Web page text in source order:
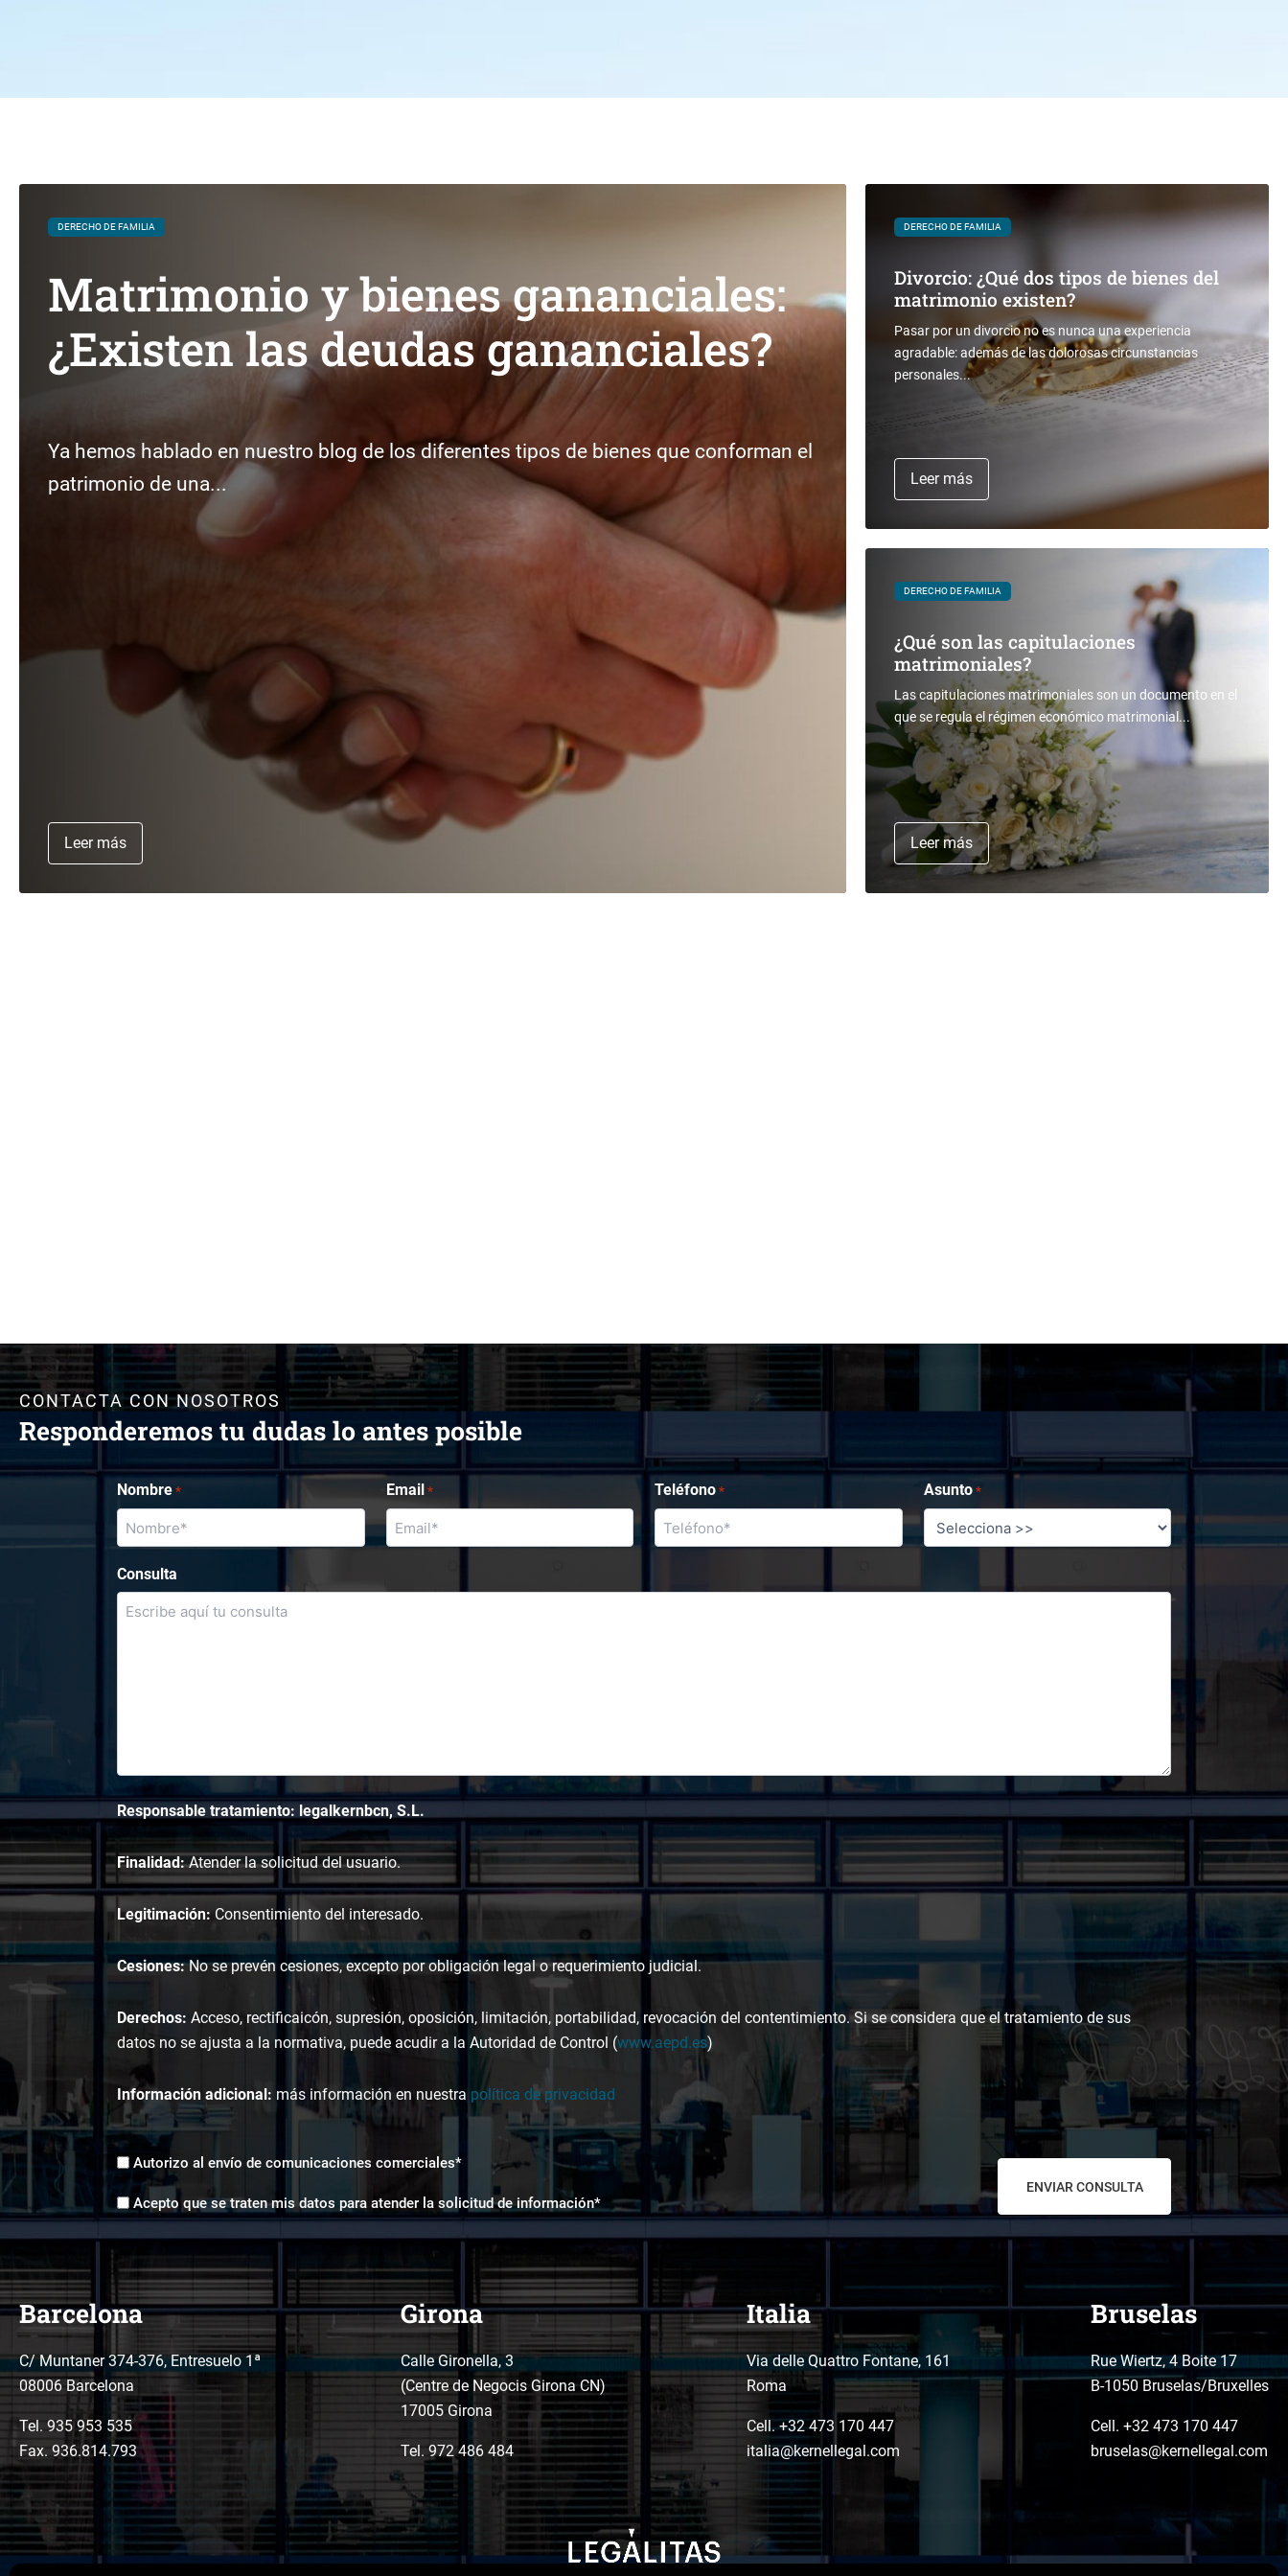
DERECHO DE FAMILIA
Matrimonio y bienes gananciales:
¿Existen las deudas gananciales?
Ya hemos hablado en nuestro blog de los diferentes tipos de bienes que conforman el
patrimonio de una...
Leer más
DERECHO DE FAMILIA
Divorcio: ¿Qué dos tipos de bienes del
matrimonio existen?
Pasar por un divorcio no es nunca una experiencia
agradable: además de las dolorosas circunstancias
personales...
Leer más
DERECHO DE FAMILIA
¿Qué son las capitulaciones
matrimoniales?
Las capitulaciones matrimoniales son un documento en el
que se regula el régimen económico matrimonial...
Leer más
CONTACTA CON NOSOTROS
Responderemos tu dudas lo antes posible
Nombre * Email * Teléfono * Asunto *
Consulta
Responsable tratamiento: legalkernbcn, S.L.
Finalidad:Atender la solicitud del usuario.
Legitimación: Consentimiento del interesado.
Cesiones:No se prevén cesiones, excepto por obligación legal o requerimiento judicial.
Derechos: Acceso, rectificaicón, supresión, oposición, limitación, portabilidad, revocación del contentimiento. Si se considera que el tratamiento de sus
datos no se ajusta a la normativa, puede acudir a la Autoridad de Control (www.aepd.es)
Información adicional: más información en nuestra política de privacidad
Envíos
comerciales
*
Autorizo al envío de comunicaciones comerciales*
Aceptación
tratamiento
de
*
Acepto que se traten mis datos para atender la solicitud de información*
Barcelona
C/ Muntaner 374-376, Entresuelo 1ª
08006 Barcelona
Tel. 935 953 535
Fax. 936.814.793
Girona
Calle Gironella, 3
(Centre de Negocis Girona CN)
17005 Girona
Tel.972 486 484
Italia
Via delle Quattro Fontane, 161
Roma
Cell. +32 473 170 447
italia@kernellegal.com
Bruselas
Rue Wiertz, 4 Boite 17
B-1050 Bruselas/Bruxelles
Cell. +32 473 170 447
bruselas@kernellegal.com